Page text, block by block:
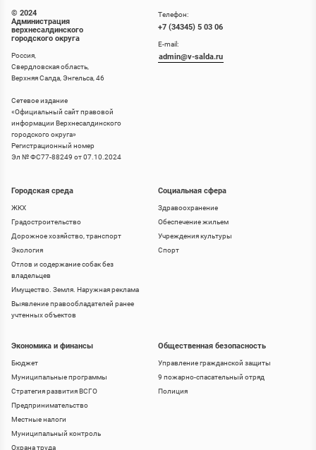
© 2024
Администрация
верхнесалдинского
городского округа
Россия,
Свердловская область,
Верхняя Салда, Энгельса, 46
Сетевое издание
«Официальный сайт правовой
информации Верхнесалдинского
городского округа»
Регистрационный номер
Эл № ФС77-88249 от 07.10.2024
Городская среда
ЖКХ
Градостроительство
Дорожное хозяйство, транспорт
Экология
Отлов и содержание собак без
владельцев
Имущество. Земля. Наружная реклама
Выявление правообладателей ранее
учтенных объектов
Социальная сфера
Здравоохранение
Обеспечение жильем
Учреждения культуры
Спорт
Телефон:
+7 (34345) 5 03 06
E-mail:
admin@v-salda.ru
Экономика и финансы
Бюджет
Муниципальные программы
Стратегия развития ВСГО
Предпринимательство
Местные налоги
Муниципальный контроль
Охрана труда
Общественная безопасность
Управление гражданской защиты
9 пожарно-спасательный отряд
Полиция